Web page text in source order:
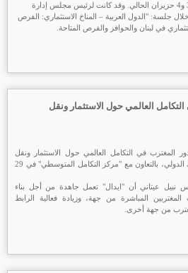
اليونانية للتجارة والتنمية في أثينا في 3 و4 حزيران الحالي. وقد كانت لرئيس مجلس إدارة
جلسة: "الدول العربية – المناخ الاستثماري: الفرص
في لبنان والحوافز والفرص المتاحة.
العالمي حول الاستثمار ونقل
في التكامل العالمي حول الاستثمار ونقل
المعرفة " الذي نظمته مجموعة البنك الدولي، بالتعاون مع "مركز التكامل المتوسطي" في 29
نبيل عيتاني أن "ايدال" تعمل جاهدة من أجل بناء
المباشرة من جهة، وزيادة فعالية الرابط
من جهة أخرى.